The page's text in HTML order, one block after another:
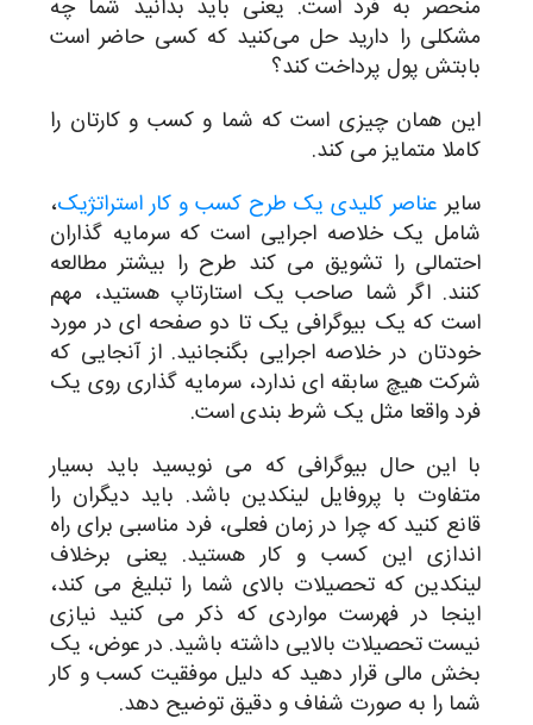
منحصر به فرد است. یعنی باید بدانید شما چه
مشکلی را دارید حل می‌کنید که کسی حاضر است
بابتش پول پرداخت کند؟
این همان چیزی است که شما و کسب و کارتان را
کاملا متمایز می کند.
سایر عناصر کلیدی یک طرح کسب و کار استراتژیک،
شامل یک خلاصه اجرایی است که سرمایه گذاران
احتمالی را تشویق می کند طرح را بیشتر مطالعه
کنند. اگر شما صاحب یک استارتاپ هستید، مهم
است که یک بیوگرافی یک تا دو صفحه ای در مورد
خودتان در خلاصه اجرایی بگنجانید. از آنجایی که
شرکت هیچ سابقه ای ندارد، سرمایه گذاری روی یک
فرد واقعا مثل یک شرط بندی است.
با این حال بیوگرافی که می نویسید باید بسیار
متفاوت با پروفایل لینکدین باشد. باید دیگران را
قانع کنید که چرا در زمان فعلی، فرد مناسبی برای راه
اندازی این کسب و کار هستید. یعنی برخلاف
لینکدین که تحصیلات بالای شما را تبلیغ می کند،
اینجا در فهرست مواردی که ذکر می کنید نیازی
نیست تحصیلات بالایی داشته باشید. در عوض، یک
بخش مالی قرار دهید که دلیل موفقیت کسب و کار
شما را به صورت شفاف و دقیق توضیح دهد.